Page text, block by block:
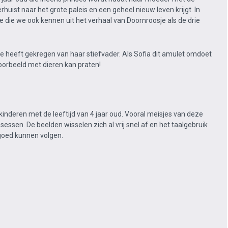
naar het grote paleis en een geheel nieuw leven krijgt. In
we ook kennen uit het verhaal van Doornroosje als de drie
heeft gekregen van haar stiefvader. Als Sofia dit amulet omdoet
met dieren kan praten!
met de leeftijd van 4 jaar oud. Vooral meisjes van deze
De beelden wisselen zich al vrij snel af en het taalgebruik
kunnen volgen.